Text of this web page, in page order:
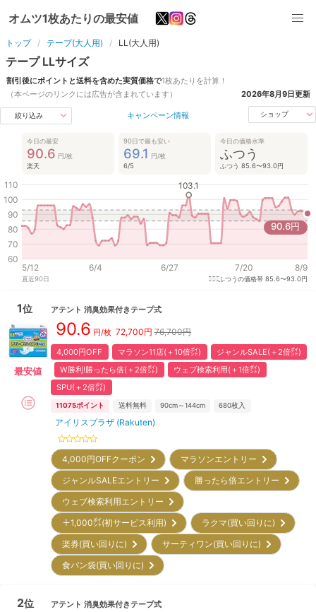
オムツ1枚あたりの最安値
トップ テープ(大人用) LL(大人用)
テープ LLサイズ
割引後にポイントと送料を含めた実質価格で1枚あたりを計算！
（本ページのリンクには広告が含まれています）
2026年8月9日更新
絞り込み キャンペーン情報 ショップ
今日の最安
90.6 円/枚
楽天
90日で最も安い
69.1 円/枚
6/5
今日の価格水準
ふつう
ふつう 85.6〜93.0円
60
70
80
90
100
110
5/12 6/4 6/27 7/20 8/9
103.1
90.6円
直近90日 ふつうの価格帯85.6〜93.0円
1位
最安値
アテント 消臭効果付きテープ式
90.6 円/枚 72,700円 76,700円
4,000円OFF マラソン11店(＋10倍㌽)
ジャンルSALE(＋2倍㌽)
W勝利!勝ったら倍(＋2倍㌽)
ウェブ検索利用(＋1倍㌽)
SPU(＋2倍㌽)
11075ポイント 送料無料 90cm～144cm 680枚入
アイリスプラザ (Rakuten)
4,000円OFFクーポン
マラソンエントリー
ジャンルSALEエントリー
勝ったら倍エントリー
ウェブ検索利用エントリー
＋1,000㌽(初サービス利用)
ラクマ(買い回りに)
楽券(買い回りに)
サーティワン(買い回りに)
食パン袋(買い回りに)
2位 アテント 消臭効果付きテープ式